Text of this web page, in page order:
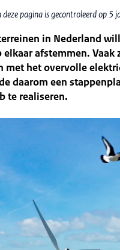
deze pagina is gecontroleerd op 5
in Nederland
elkaar afstemmen.
met het overvolle
daarom een
te realiseren.